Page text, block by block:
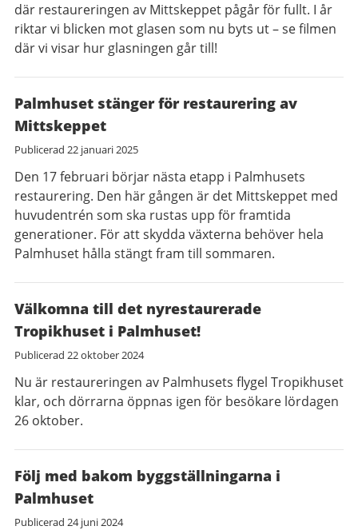
där restaureringen av Mittskeppet pågår för fullt. I år
riktar vi blicken mot glasen som nu byts ut – se filmen
där vi visar hur glasningen går till!
Palmhuset stänger för restaurering av
Mittskeppet
Publicerad 22 januari 2025
Den 17 februari börjar nästa etapp i Palmhusets
restaurering. Den här gången är det Mittskeppet med
huvudentrén som ska rustas upp för framtida
generationer. För att skydda växterna behöver hela
Palmhuset hålla stängt fram till sommaren.
Välkomna till det nyrestaurerade
Tropikhuset i Palmhuset!
Publicerad 22 oktober 2024
Nu är restaureringen av Palmhusets flygel Tropikhuset
klar, och dörrarna öppnas igen för besökare lördagen
26 oktober.
Följ med bakom byggställningarna i
Palmhuset
Publicerad 24 juni 2024